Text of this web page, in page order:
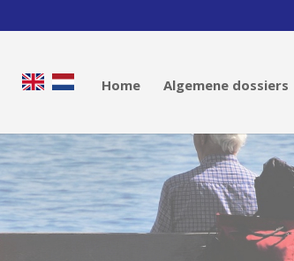
Home Algemene dossiers